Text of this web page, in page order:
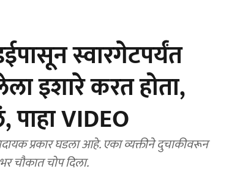
स्वारगेटपर्यंत
इशारे करत होता,
VIDEO
प्रकार घडला आहे. एका व्यक्तीने दुचाकीवरून
चौकात चोप दिला.